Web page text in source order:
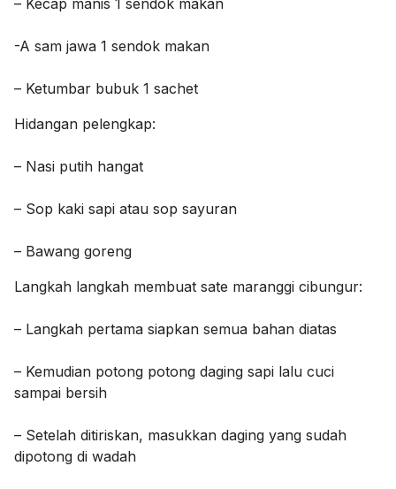
– Kecap manis 1 sendok makan
-A sam jawa 1 sendok makan
– Ketumbar bubuk 1 sachet
Hidangan pelengkap:
– Nasi putih hangat
– Sop kaki sapi atau sop sayuran
– Bawang goreng
Langkah langkah membuat sate maranggi cibungur:
– Langkah pertama siapkan semua bahan diatas
– Kemudian potong potong daging sapi lalu cuci
sampai bersih
– Setelah ditiriskan, masukkan daging yang sudah
dipotong di wadah